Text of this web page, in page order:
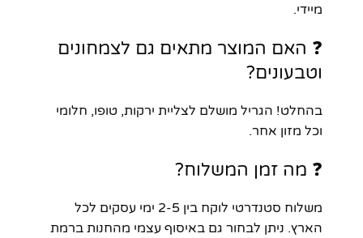
מיידי.
❓ האם המוצר מתאים גם לצמחונים
וטבעונים?
בהחלט! הגריל מושלם לצליית ירקות, טופו, חלומי
וכל מזון אחר.
❓ מה זמן המשלוח?
משלוח סטנדרטי לוקח בין 2-5 ימי עסקים לכל
הארץ. ניתן לבחור גם באיסוף עצמי מהחנות ברמת